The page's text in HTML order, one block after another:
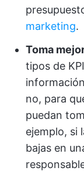
marketing.
Toma
tipos de
no, para
puedan
ejemplo, si
bajas en